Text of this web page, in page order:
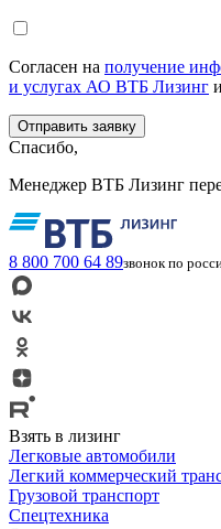
Согласен на получение
и услугах АО ВТБ Лизинг и
Спасибо,
Менеджер ВТБ Лизинг
8 800 700 64 89звонок по
Взять в лизинг
Легковые автомобили
Легкий коммерческий
Грузовой транспорт
Спецтехника